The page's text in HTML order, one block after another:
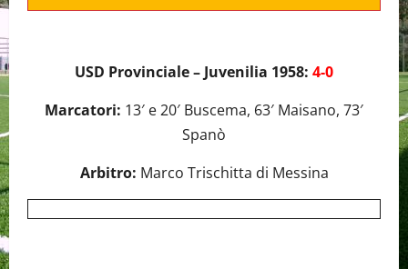
USD Provinciale – Juvenilia 1958: 4-0
Marcatori: 13′ e 20′ Buscema, 63′ Maisano, 73′
Spanò
Arbitro: Marco Trischitta di Messina